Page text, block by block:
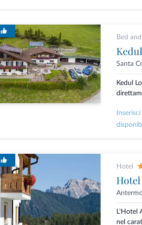
Bed
Santa
Kedul
Hotel
L'Hotel
nel